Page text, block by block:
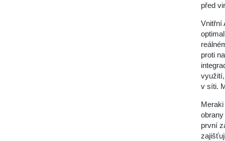
před
Vnitřní
proti
v síti.
první